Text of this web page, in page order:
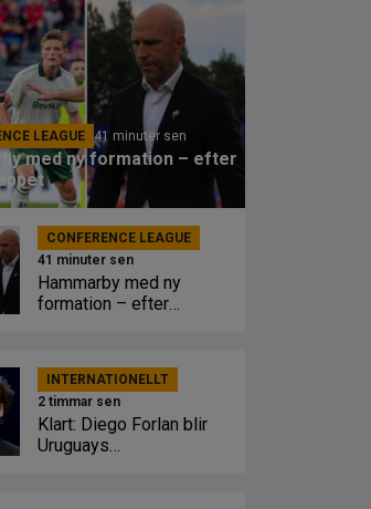
LEAGUE 41 minuter sen
med ny formation – efter
CONFERENCE LEAGUE
41 minuter sen
Hammarby med ny
formation – efter
INTERNATIONELLT
2 timmar sen
Klart: Diego Forlan blir
Uruguays